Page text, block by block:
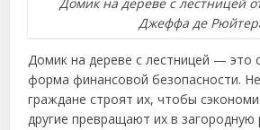
Домик на дереве с лестницей
Джеффа де
Домик на дереве с лестницей — это
форма финансовой безопасности.
граждане строят их, чтобы
другие превращают их в загородную